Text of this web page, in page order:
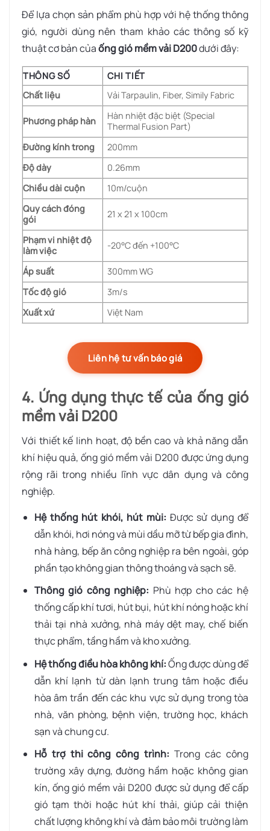
Để lựa chọn sản phẩm phù hợp với hệ thống thông
gió, người dùng nên tham khảo các thông số kỹ
thuật cơ bản củaống gió mềm vải D200dưới đây:
THÔNG SỐ
CHI TIẾT
Chất liệu
Vải Tarpaulin, Fiber, Simily Fabric
Phương pháp hàn
Hàn nhiệt đặc biệt (Special
Thermal Fusion Part)
Đường kính trong
200mm
Độ dày
0.26mm
Chiều dài cuộn
10m/cuộn
Quy cách đóng
gói
21 x 21 x 100cm
Phạm vi nhiệt độ
làm việc
-20°C đến +100°C
Áp suất
300mm WG
Tốc độ gió
3m/s
Xuất xứ
Việt Nam
Liên hệ tư vấn báo giá
4. Ứng dụng thực tế của ống gió
mềm vải D200
Với thiết kế linh hoạt, độ bền cao và khả năng dẫn
khí hiệu quả, ống gió mềm vải D200 được ứng dụng
rộng rãi trong nhiều lĩnh vực dân dụng và công
nghiệp.
Hệ thống hút khói, hút mùi: Được sử dụng để
dẫn khói, hơi nóng và mùi dầu mỡ từ bếp gia đình,
nhà hàng, bếp ăn công nghiệp ra bên ngoài, góp
phần tạo không gian thông thoáng và sạch sẽ.
Thông gió công nghiệp: Phù hợp cho các hệ
thống cấp khí tươi, hút bụi, hút khí nóng hoặc khí
thải tại nhà xưởng, nhà máy dệt may, chế biến
thực phẩm, tầng hầm và kho xưởng.
Hệ thống điều hòa không khí:Ống được dùng để
dẫn khí lạnh từ dàn lạnh trung tâm hoặc điều
hòa âm trần đến các khu vực sử dụng trong tòa
nhà, văn phòng, bệnh viện, trường học, khách
sạn và chung cư.
Hỗ trợ thi công công trình:Trong các công
trường xây dựng, đường hầm hoặc không gian
kín, ống gió mềm vải D200 được sử dụng để cấp
gió tạm thời hoặc hút khí thải, giúp cải thiện
chất lượng không khí và đảm bảo môi trường làm